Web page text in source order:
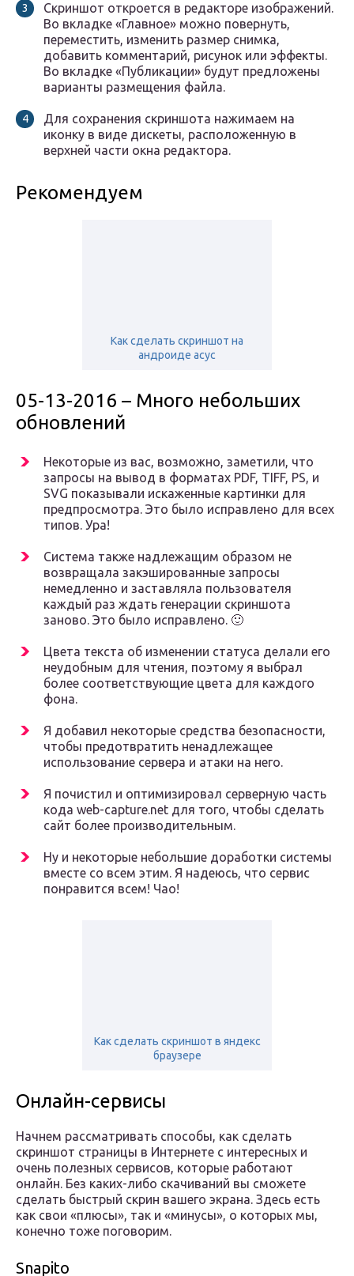
Скриншот откроется в редакторе изображений.
Во вкладке «Главное» можно повернуть,
переместить, изменить размер снимка,
добавить комментарий, рисунок или эффекты.
Во вкладке «Публикации» будут предложены
варианты размещения файла.
Для сохранения скриншота нажимаем на
иконку в виде дискеты, расположенную в
верхней части окна редактора.
Рекомендуем
Как сделать скриншот на
андроиде асус
05-13-2016 – Много небольших
обновлений
Некоторые из вас, возможно, заметили, что
запросы на вывод в форматах PDF, TIFF, PS, и
SVG показывали искаженные картинки для
предпросмотра. Это было исправлено для всех
типов. Ура!
Система также надлежащим образом не
возвращала закэшированные запросы
немедленно и заставляла пользователя
каждый раз ждать генерации скриншота
заново. Это было исправлено. 🙂
Цвета текста об изменении статуса делали его
неудобным для чтения, поэтому я выбрал
более соответствующие цвета для каждого
фона.
Я добавил некоторые средства безопасности,
чтобы предотвратить ненадлежащее
использование сервера и атаки на него.
Я почистил и оптимизировал серверную часть
кода web-capture.net для того, чтобы сделать
сайт более производительным.
Ну и некоторые небольшие доработки системы
вместе со всем этим. Я надеюсь, что сервис
понравится всем! Чао!
Как сделать скриншот в яндекс
браузере
Онлайн-сервисы
Начнем рассматривать способы, как сделать
скриншот страницы в Интернете с интересных и
очень полезных сервисов, которые работают
онлайн. Без каких-либо скачиваний вы сможете
сделать быстрый скрин вашего экрана. Здесь есть
как свои «плюсы», так и «минусы», о которых мы,
конечно тоже поговорим.
Snapito